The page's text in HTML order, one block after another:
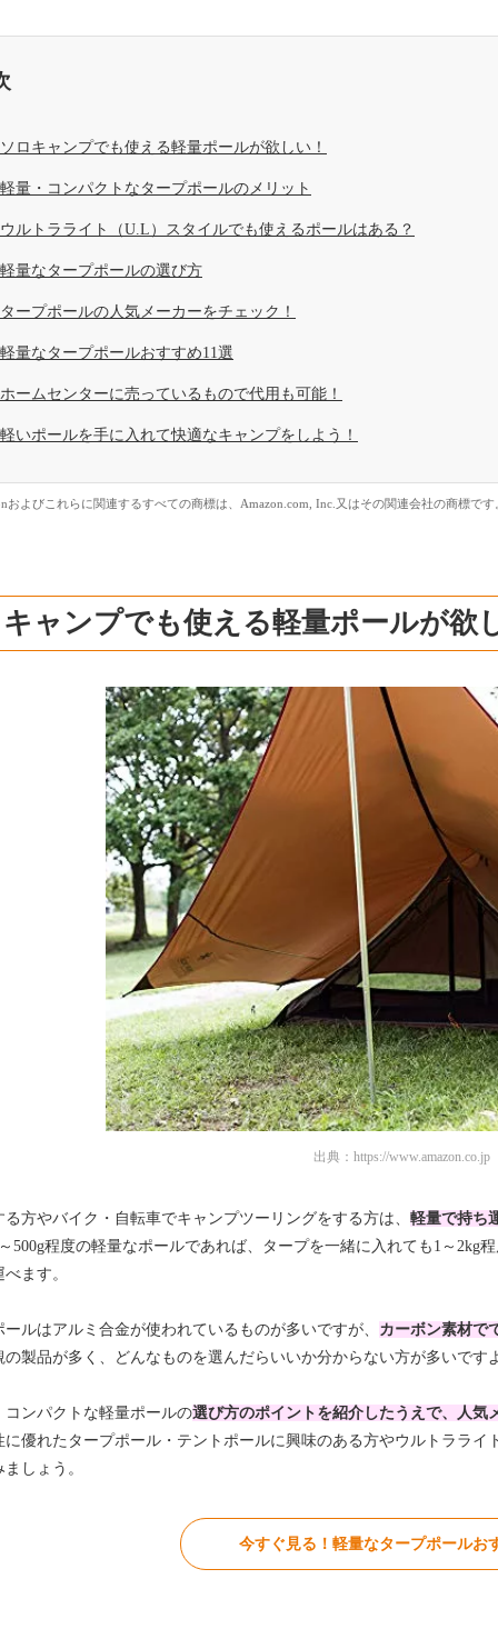
ソロキャンプでも使える軽量ポールが欲しい！
軽量・コンパクトなタープポールのメリット
ウルトラライト（U.L）スタイルでも使えるポールはある？
軽量なタープポールの選び方
タープポールの人気メーカーをチェック！
軽量なタープポールおすすめ11選
ホームセンターに売っているもので代用も可能！
軽いポールを手に入れて快適なキャンプをしよう！
およびこれらに関連するすべての商標は、Amazon.com, Inc.又はその関連会社の商標です
ャンプでも使える軽量ポールが欲
出典： https://www.amazon.co.jp
る方やバイク・自転車でキャンプツーリングをする方は、 軽量で持ち
500g程度の軽量なポールであれば、タープを一緒に入れても1～2kg
ます。
ールはアルミ合金が使われているものが多いですが、 カーボン素材で
の製品が多く、どんなものを選んだらいいか分からない方が多いです
コンパクトな軽量ポールの選び方のポイントを紹介したうえで、人気
に優れたタープポール・テントポールに興味のある方やウルトララ
しょう。
今すぐ見る！軽量なタープポールお